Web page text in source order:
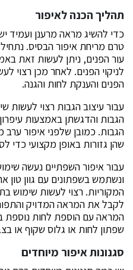
תהליך הכנה לאיפור
כדי להשיג מראה מרענן ועמיד
טרם מריחת איפור הבסיס.
עור הפנים, ניתן לעשות זאת
לניקוי הפנים. לאחר מכן רצוי
הפנים והענקת לחות והגנה.
עבור עיצוב הגבות רצוי לעשות
הגבות והדגשתן באמצעות
הגבות. כמובן שלפני איפור
שהן גזורות באופן מקצועי כדי
עבור איפור השפתיים נעשה
ונשתמש בשפתונים עם גוון טון
המקוריות. רצוי לעשות שימוש
לקבל את המראה המדויק
המראה עם הוספת לחות נוספת
שפתון לחות או גלוס שקוף או
סגנונות איפור מיוחדים